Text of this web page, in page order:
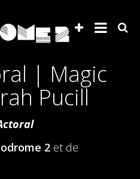
| Magic
Pucill
2 et de